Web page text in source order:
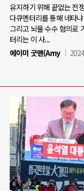
유지하기 위해 끝없는 전
다큐멘터리를 통해 네타
그리고 뇌물 수수 혐의로
터리는 이 사...
에이미 굿맨(Amy